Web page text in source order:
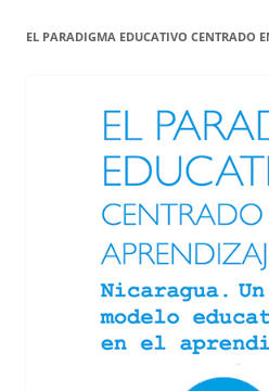
EL PARADIGMA EDUCATIVO CENTRADO